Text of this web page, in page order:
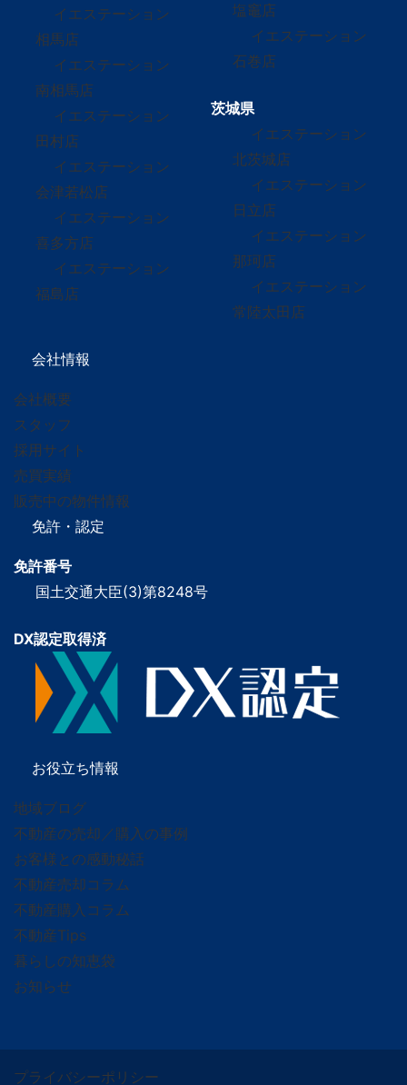
イエステーション
相馬店
イエステーション
南相馬店
イエステーション
田村店
イエステーション
会津若松店
イエステーション
喜多方店
イエステーション
福島店
塩竈店
イエステーション
石巻店
茨城県
イエステーション
北茨城店
イエステーション
日立店
イエステーション
那珂店
イエステーション
常陸太田店
会社情報
会社概要
スタッフ
採用サイト
売買実績
販売中の物件情報
免許・認定
免許番号
国土交通大臣(3)第8248号
DX認定取得済
お役立ち情報
地域ブログ
不動産の売却／購入の事例
お客様との感動秘話
不動産売却コラム
不動産購入コラム
不動産Tips
暮らしの知恵袋
お知らせ
プライバシーポリシー